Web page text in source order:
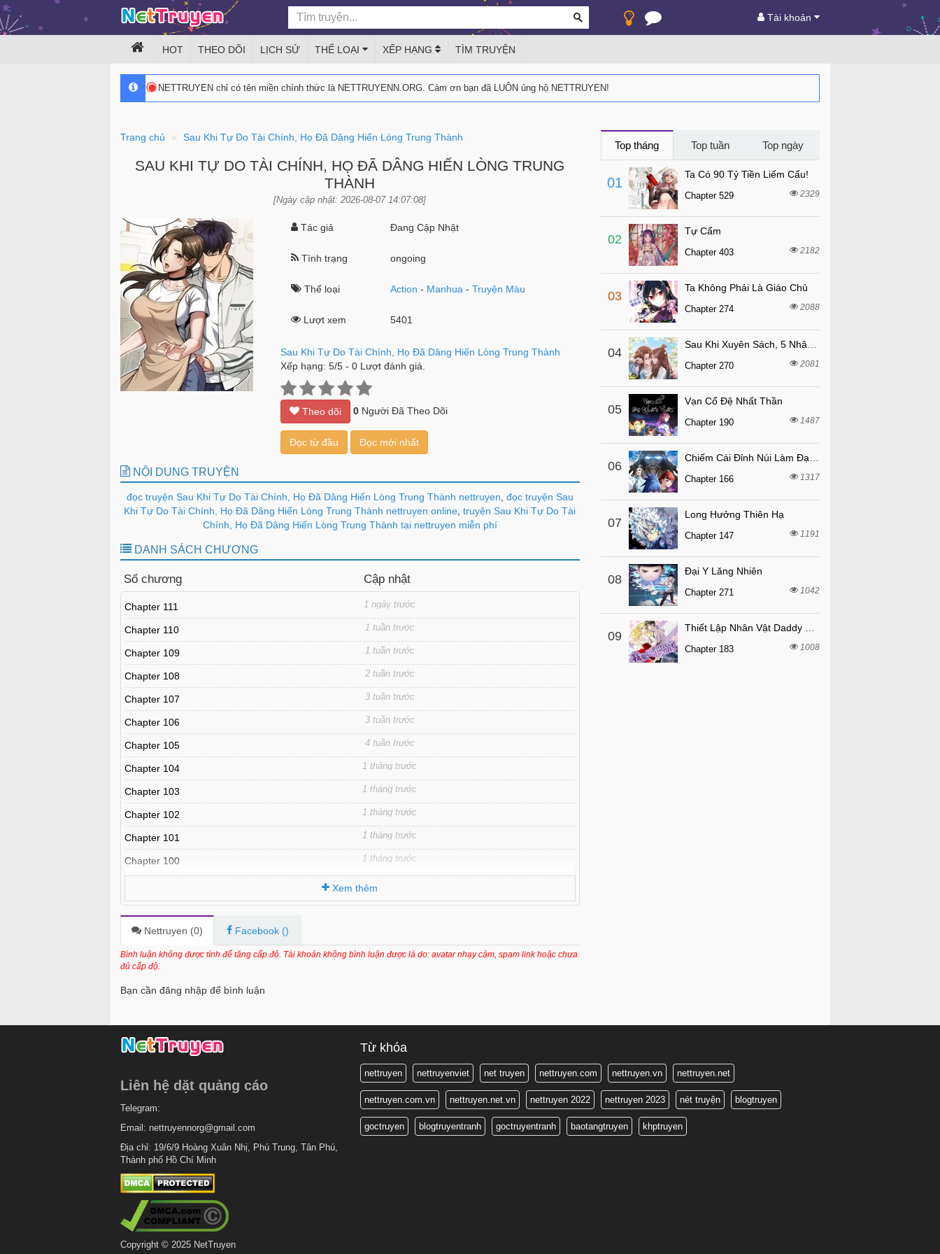
Tài khoản
HOT THEO DÕI LỊCH SỬ THỂ LOẠI XẾP HẠNG TÌM TRUYỆN
NETTRUYEN chỉ có tên miền chính thức là NETTRUYENN.ORG. Cảm ơn bạn đã LUÔN ủng hộ NETTRUYEN!
Trang chủ Sau Khi Tự Do Tài Chính, Họ Đã Dâng Hiến Lòng Trung Thành
SAU KHI TỰ DO TÀI CHÍNH, HỌ ĐÃ DÂNG HIẾN LÒNG TRUNG
THÀNH
[Ngày cập nhật: 2026-08-07 14:07:08]
Tác giả Đang Cập Nhật
Tình trạng ongoing
Thể loại Action - Manhua -Truyện Màu
Lượt xem 5401
Sau Khi Tự Do Tài Chính, Họ Đã Dâng Hiến Lòng Trung Thành
Xếp hạng: 5/5- 0Lượt đánh giá.
Theo dõi 0Người Đã Theo Dõi
Đọc từ đầu Đọc mới nhất
NỘI DUNG TRUYỆN
đọc truyện Sau Khi Tự Do Tài Chính, Họ Đã Dâng Hiến Lòng Trung Thành nettruyen đọc truyện Sau
Khi Tự Do Tài Chính, Họ Đã Dâng Hiến Lòng Trung Thành nettruyen online truyện Sau Khi Tự Do Tài
Chính, Họ Đã Dâng Hiến Lòng Trung Thành tại nettruyen miễn phí
DANH SÁCH CHƯƠNG
Số chương Cập nhật
Chapter 111 1 ngày trước
Chapter 110 1 tuần trước
Chapter 109 1 tuần trước
Chapter 108 2 tuần trước
Chapter 107 3 tuần trước
Chapter 106 3 tuần trước
Chapter 105 4 tuần trước
Chapter 104 1 tháng trước
Chapter 103 1 tháng trước
Chapter 102 1 tháng trước
Chapter 101 1 tháng trước
Chapter 100 1 tháng trước
Chapter 98 2 tháng trước
Chapter 97
Chapter 96 2 tháng trước
Chapter 92 3 tháng trước
3 tháng trước
Chapter 90 3 tháng trước
Chapter 89 3 tháng trước
3 tháng trước
Chapter 87
Chapter 86
Chapter 85
Chapter 84
Xem thêm
Nettruyen (0) Facebook ()
Bình luận không được tính để tăng cấp độ. Tài khoản không bình luận được là do: avatar nhạy cảm, spam link hoặc chưa
đủ cấp độ.
Bạn cần đăng nhập để bình luận
Top tháng Top tuần Top ngày
01
Ta Có 90 Tỷ Tiền Liếm Cẩu!
Chapter 529 2329
02
Tự Cẩm
Chapter 403 2182
03
Ta Không Phải Là Giáo Chủ
Chapter 274 2088
04
Chapter 270 2081
05
Vạn Cổ Đệ Nhất Thần
Chapter 190 1487
06
Chapter 166 1317
07
Long Hưởng Thiên Hạ
Chapter 147 1191
08
Đại Y Lăng Nhiên
Chapter 271 1042
09
Chapter 183 1008
Liên hệ dặt quảng cáo
Telegram:
Email: nettruyennorg@gmail.com
Địa chỉ: 19/6/9 Hoàng Xuân Nhị, Phú Trung, Tân Phú,
Thành phố Hồ Chí Minh
Copyright © 2025 NetTruyen
Từ khóa
nettruyen nettruyenviet net truyen nettruyen.com nettruyen.vn nettruyen.net
nettruyen.com.vn nettruyen.net.vn nettruyen 2022 nettruyen 2023 nét truyện blogtruyen
goctruyen blogtruyentranh goctruyentranh baotangtruyen khptruyen